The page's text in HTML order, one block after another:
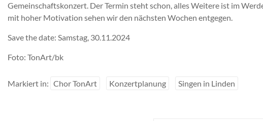
Gemeinschaftskonzert. Der Termin steht schon, alles Weitere ist im
mit hoher Motivation sehen wir den nächsten Wochen entgegen.
Save the date: Samstag, 30.11.2024
Foto: TonArt/bk
Markiert in: Chor TonArt Konzertplanung Singen in Linden